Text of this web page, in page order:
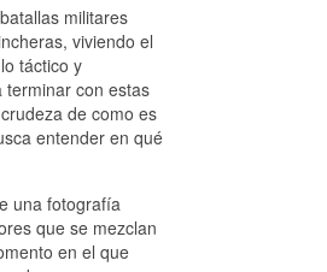
militares
viviendo el
táctico y
con estas
de como es
entender en qué
una fotografía
que se mezclan
en el que